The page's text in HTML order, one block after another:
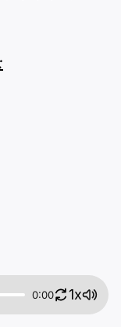
0:00 1x